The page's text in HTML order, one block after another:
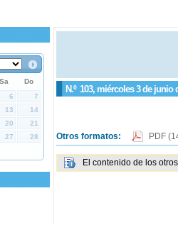
N.º 103, miércoles 3 de junio
Otros formatos: PDF
El contenido de los